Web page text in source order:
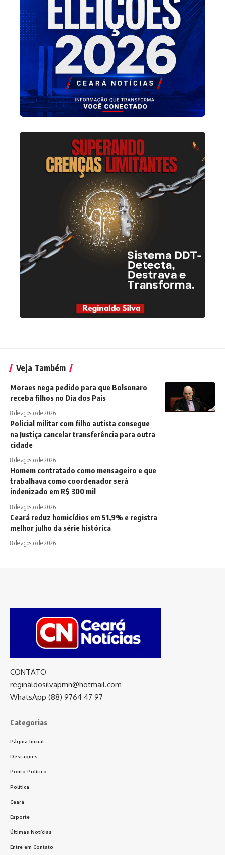
Veja Também
Moraes nega pedido para que Bolsonaro
receba filhos no Dia dos Pais
8 de agosto de 2026
Policial militar com filho autista consegue
na Justiça cancelar transferência para outra
cidade
8 de agosto de 2026
Homem contratado como mensageiro e que
trabalhava como coordenador será
indenizado em R$ 300 mil
8 de agosto de 2026
Ceará reduz homicídios em 51,9% e registra
melhor julho da série histórica
8 de agosto de 2026
CONTATO
reginaldosilvapmn@hotmail.com
WhatsApp (88) 9764 47 97
Categorias
Página Inicial
Destaques
Ponto Político
Política
Ceará
Esporte
Últimas Notícias
Entre em Contato